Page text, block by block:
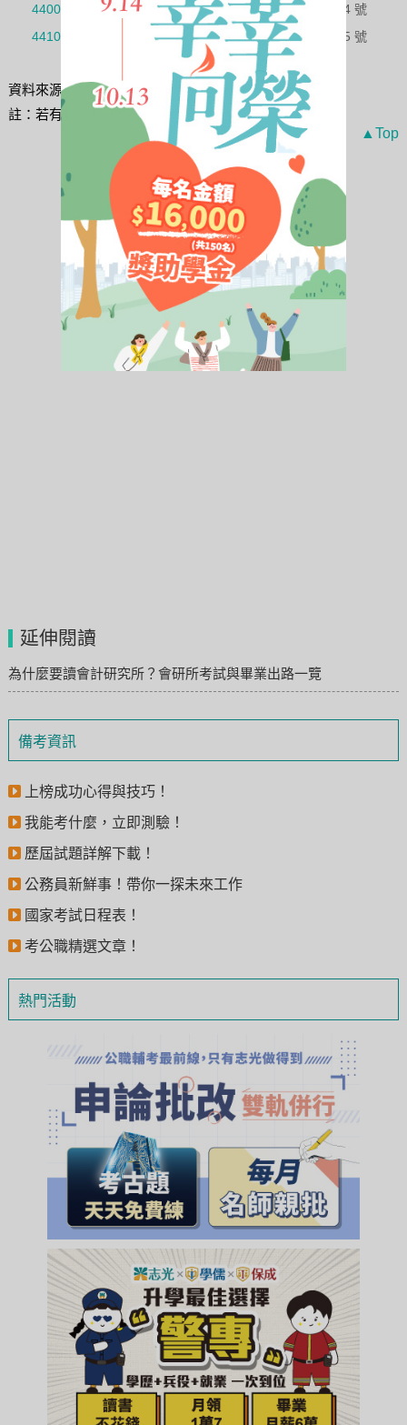
備考資訊
上榜成功心得與技巧！
我能考什麼，立即測驗！
歷屆試題詳解下載！
公務員新鮮事！帶你一探未來工作
國家考試日程表！
考公職精選文章！
熱門活動
4400 號 財務資訊協議程序之執行
34 號
4410 號
財務資訊之代編 35 號
資料來源：
財團法人中華民國會計研究發展基金會
註：若有更新以最新公報為主。
▲Top
延伸閱讀
為什麼要讀會計研究所？會研所考試與畢業出路一覽